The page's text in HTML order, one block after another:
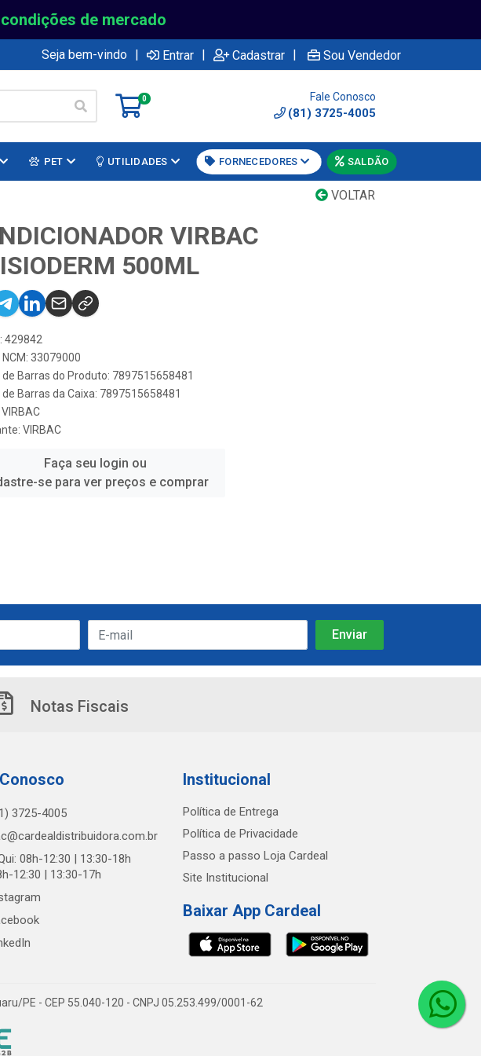
de mercado
Seja bem-vindo | Entrar | Cadastrar | Sou Vendedor
0 Fale Conosco
(81) 3725-4005
PET UTILIDADES FORNECEDORES SALDÃO
VOLTAR
VIRBAC
500ML
429842
33079000
de Barras do Produto: 7897515658481
Barras da Caixa: 7897515658481
VIRBAC
VIRBAC
Faça seu login ou
se para ver preços e comprar
Notas Fiscais
3725-4005
08h-12:30 | 13:30-18h
12:30 | 13:30-17h
Institucional
Política de Entrega
Política de Privacidade
Passo a passo Loja Cardeal
Site Institucional
Baixar App Cardeal
PE - CEP 55.040-120 - CNPJ 05.253.499/0001-62